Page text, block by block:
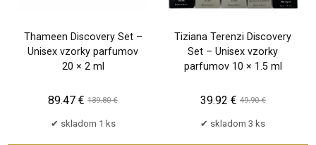
Thameen Discovery Set –
Unisex vzorky parfumov
20 × 2 ml
skladom 1 ks
89.47 € 139.80 €
Tiziana Terenzi Discovery
Set – Unisex vzorky
parfumov 10 × 1.5 ml
skladom 3 ks
39.92 € 49.90 €